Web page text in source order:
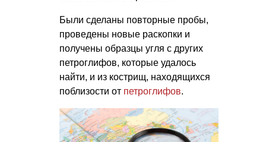
Были сделаны повторные пробы,
проведены новые раскопки и
получены образцы угля с других
петроглифов, которые удалось
найти, и из кострищ, находящихся
поблизости от петроглифов.